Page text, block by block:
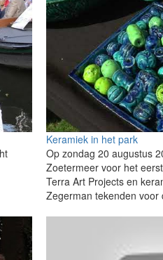
Keramiek in het park
Op zondag 20 augustus
Zoetermeer voor het
Terra Art Projects en
Zegerman tekenden voor